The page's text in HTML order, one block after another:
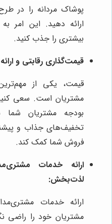
پوشاک مردانه را در
ارائه دهید. این امر
بیشتری را جذب کنید.
قیمت‌گذاری رقابتی و
قیمت، یکی از
مشتریان است. سعی
بودجه مشتریان شما
تخفیف‌های جذاب و
فروش شما کمک کند.
ارائه خدمات
لذت‌بخش:
ارائه خدمات
مشتریان خود را راضی